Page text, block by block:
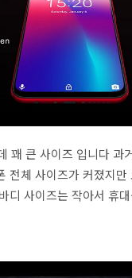
꽤 큰 사이즈 입니다 과
전체 사이즈가 커졌지
디 사이즈는 작아서 휴